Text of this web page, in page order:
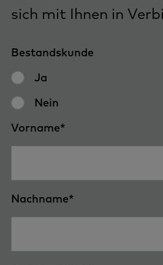
sich mit Ihnen in
Bestandskunde
Ja
Nein
Vorname*
Nachname*